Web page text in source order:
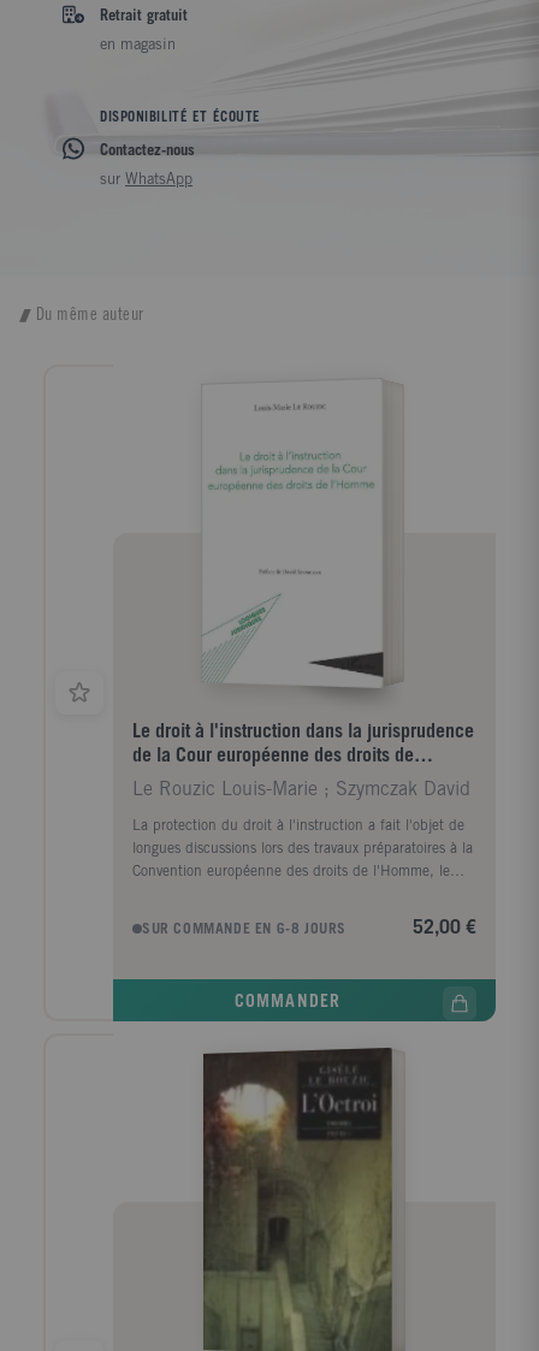
Retrait gratuit
en magasin
DISPONIBILITÉ ET ÉCOUTE
Contactez-nous
sur WhatsApp
Du même auteur
Le droit à l'instruction dans la jurisprudence
de la Cour européenne des droits de
l'Homme
Le Rouzic Louis-Marie ; Szymczak David
La protection du droit à l'instruction a fait l'objet de
longues discussions lors des travaux préparatoires à la
Convention européenne des droits de l'Homme, le
des parents étant controversé. Ce droit assure
l'épanouissement de la personne et lui garantit le
européenne des droits de l'Homme a assuré un juste
promotion du droit à l'instruction.
SUR COMMANDE EN 6-8 JOURS 52,00 €
COMMANDER